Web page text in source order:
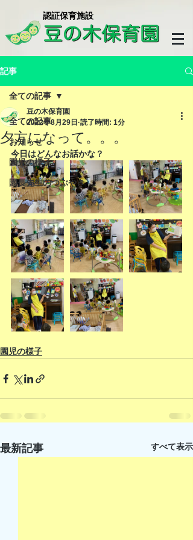
​認証保育施設
記事
全ての記事
お知らせ
園児の様子
園長先生のつぶやき
全ての記事
夕方になって。。。
豆の木保育園
2022年8月29日 読了時間: 1分
今日はどんなお話かな？
園児の様子
最新記事 すべて表示